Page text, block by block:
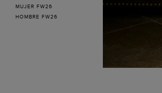
MUJER FW26
HOMBRE FW26